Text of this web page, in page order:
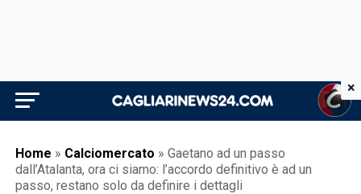
Home » Calciomercato » Gaetano ad un passo
dall’Atalanta, ora ci siamo: l’accordo definitivo è ad un
passo, restano solo da definire i dettagli
×